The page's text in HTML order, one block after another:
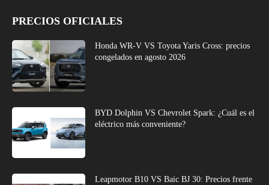
PRECIOS OFICIALES
Honda WR-V VS Toyota Yaris Cross: precios
congelados en agosto 2026
BYD Dolphin VS Chevrolet Spark: ¿Cuál es el
eléctrico más conveniente?
Leapmotor B10 VS Baic BJ 30: Precios frente